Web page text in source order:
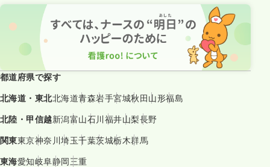
都道府県で探す
北海道・東北北海道青森岩手宮城秋田山形福島
北陸・甲信越新潟富山石川福井山梨長野
関東東京神奈川埼玉千葉茨城栃木群馬
東海愛知岐阜静岡三重